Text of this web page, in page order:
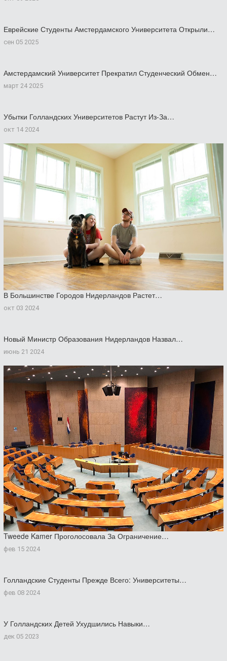
Еврейские Студенты Амстердамского Университета Открыли…
сен 05 2025
Амстердамский Университет Прекратил Студенческий Обмен…
март 24 2025
Убытки Голландских Университетов Растут Из-За…
окт 14 2024
В Большинстве Городов Нидерландов Растет…
окт 03 2024
Новый Министр Образования Нидерландов Назвал…
июнь 21 2024
Tweede Kamer Проголосовала За Ограничение…
фев 15 2024
Голландские Студенты Прежде Всего: Университеты…
фев 08 2024
У Голландских Детей Ухудшились Навыки…
дек 05 2023